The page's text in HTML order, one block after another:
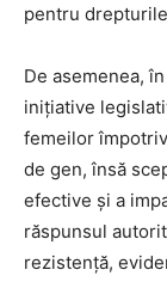
pentru
De asemenea,
inițiative
femeilor
de gen, însă
efective și a
răspunsul
rezistență,